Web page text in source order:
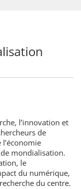
l’innovation et
de
mondialisation.
le
du numérique,
du centre.